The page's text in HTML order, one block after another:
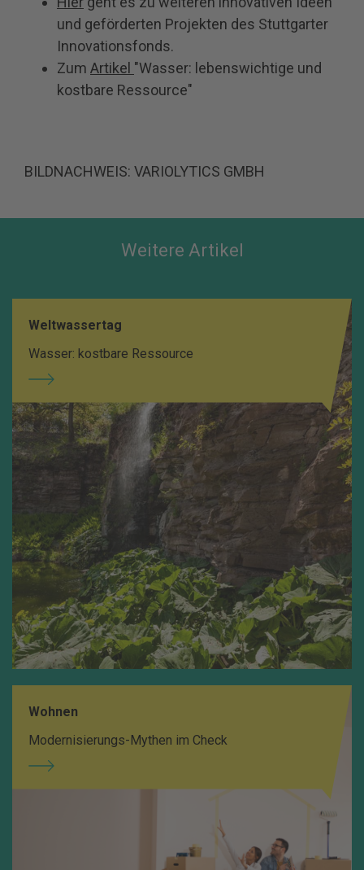
und geförderten Projekten des Stuttgarter
Innovationsfonds.
Zum Artikel "Wasser: lebenswichtige und
kostbare Ressource"
BILDNACHWEIS: VARIOLYTICS GMBH
Weitere Artikel
Weltwassertag
Wasser: kostbare Ressource
Wohnen
Modernisierungs-Mythen im Check